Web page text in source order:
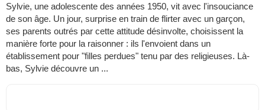
Sylvie, une adolescente des années 1950, vit avec l'insouciance
de son âge. Un jour, surprise en train de flirter avec un garçon,
ses parents outrés par cette attitude désinvolte, choisissent la
manière forte pour la raisonner : ils l'envoient dans un
établissement pour "filles perdues" tenu par des religieuses. Là-
bas, Sylvie découvre un ...